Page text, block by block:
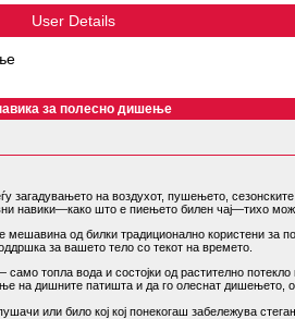
User Details
за полесно дишење
загадувањето на воздухот, пушењето,
навики—како што е пиењето билен чај—тихо
од билки традиционално користени за
за вашето тело со текот на времето.
топла вода и состојки од растително потекло
на дишните патишта и да го олеснат дишењето,
или било кој кој понекогаш забележува